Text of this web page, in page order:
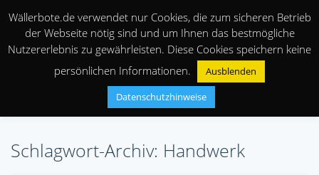
Schlagwort-Archiv: Handwerk
Wällerbote.de verwendet nur Cookies, die zum sicheren Betrieb
der Webseite nötig sind und um Ihnen das bestmögliche
Nutzererlebnis zu gewährleisten. Diese Cookies speichern keine
persönlichen Informationen.
Ausblenden
Datenschutzhinweise